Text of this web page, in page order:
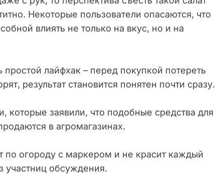
Некоторые пользователи опасаются, что
влиять не только на вкус, но и на
лайфхак – перед покупкой потереть
результат становится понятен почти сразу.
которые заявили, что подобные средства для
в агромагазинах.
по огороду с маркером и не красит каждый
участниц обсуждения.